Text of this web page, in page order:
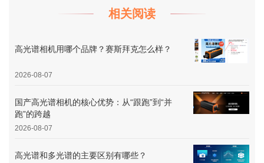
相关阅读
高光谱相机用哪个品牌？赛斯拜克怎么样？
2026-08-07
国产高光谱相机的核心优势：从“跟跑”到“并
跑”的跨越
2026-08-07
高光谱和多光谱的主要区别有哪些？